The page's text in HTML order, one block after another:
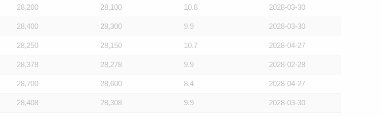
28,200 28,100 10.8 2028-03-30
28,400 28,300 9.9 2028-03-30
28,250 28,150 10.7 2028-04-27
28,378 28,278 9.9 2028-02-28
28,700 28,600 8.4 2028-04-27
28,408 28,308 9.9 2028-03-30